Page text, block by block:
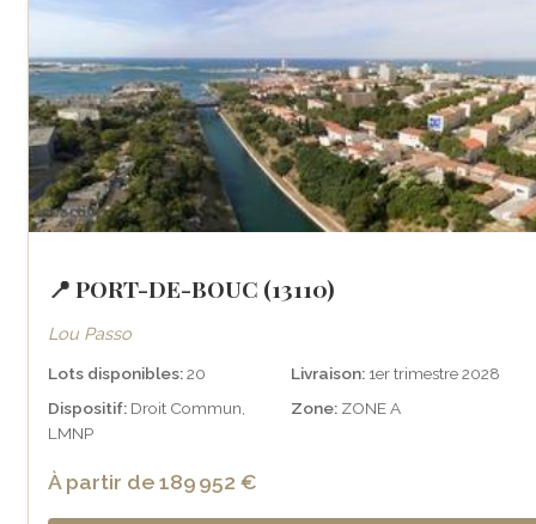
📍 PORT-DE-BOUC (13110)
Lou Passo
Lots disponibles:20 Livraison: 1er trimestre 2028
Dispositif: Droit Commun,
LMNP
Zone: ZONE A
À partir de 189 952 €